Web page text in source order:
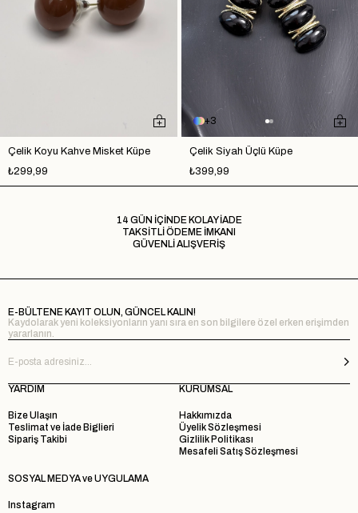
Çelik Koyu Kahve Misket Küpe
₺299,99
3
Çelik Siyah Üçlü Küpe
₺399,99
14 GÜN İÇİNDE KOLAY İADE
TAKSİTLİ ÖDEME İMKANI
GÜVENLİ ALIŞVERİŞ
E-BÜLTENE KAYIT OLUN, GÜNCEL KALIN!
Kaydolarak yeni koleksiyonların yanı sıra en son bilgilere özel erken erişimden
yararlanın.
YARDIM
Bize Ulaşın
Teslimat ve İade Biglieri
Sipariş Takibi
KURUMSAL
Hakkımızda
Üyelik Sözleşmesi
Gizlilik Politikası
Mesafeli Satış Sözleşmesi
SOSYAL MEDYA ve UYGULAMA
Instagram